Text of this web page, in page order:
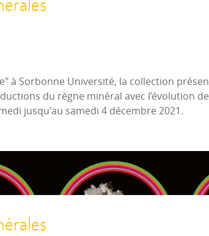
à Sorbonne Université, la collection
du règne minéral avec l’évolution
jusqu'au samedi 4 décembre 2021.